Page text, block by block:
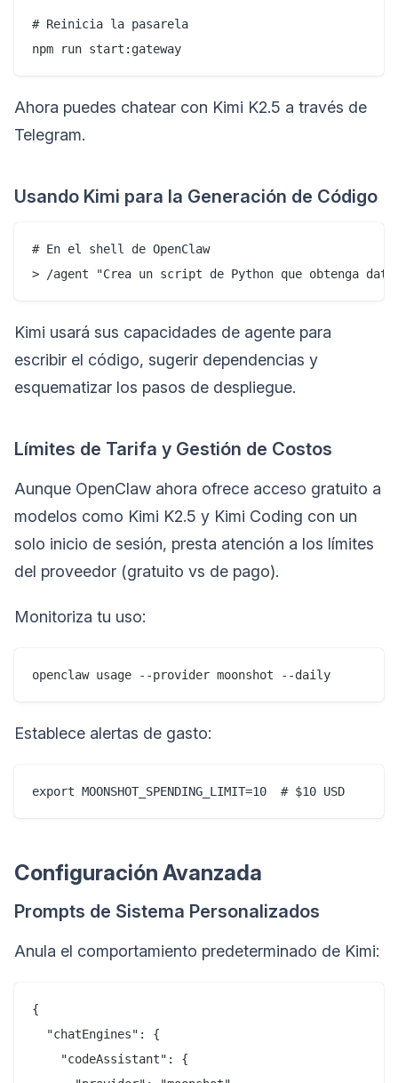
# Reinicia la pasarela
Ahora puedes chatear con Kimi K2.5 a través de
Telegram.
Usando Kimi para la Generación de Código
# En el shell de OpenClaw
Kimi usará sus capacidades de agente para
escribir el código, sugerir dependencias y
esquematizar los pasos de despliegue.
Límites de Tarifa y Gestión de Costos
Aunque OpenClaw ahora ofrece acceso gratuito a
modelos como Kimi K2.5 y Kimi Coding con un
solo inicio de sesión, presta atención a los límites
del proveedor (gratuito vs de pago).
Monitoriza tu uso:
Establece alertas de gasto:
Configuración Avanzada
Prompts de Sistema Personalizados
Anula el comportamiento predeterminado de Kimi:
{
  "chatEngines": {
    "codeAssistant": {